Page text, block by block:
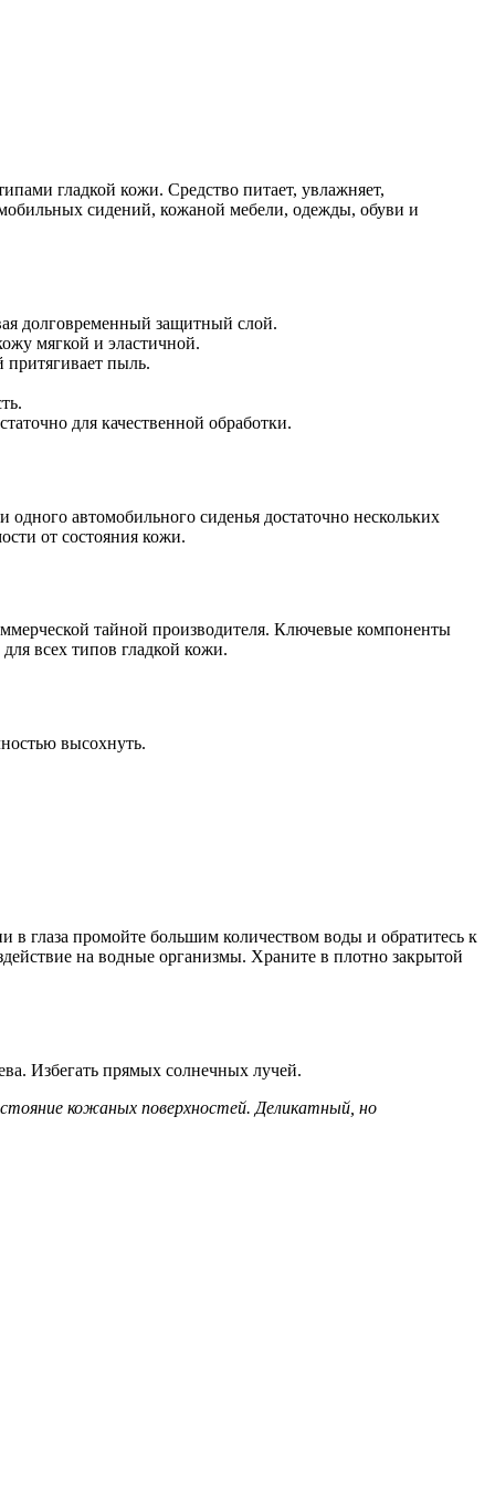
гладкой кожи. Средство питает, увлажняет,
сидений, кожаной мебели, одежды, обуви и
долговременный защитный слой.
мягкой и эластичной.
притягивает пыль.
для качественной обработки.
автомобильного сиденья достаточно нескольких
от состояния кожи.
тайной производителя. Ключевые компоненты
всех типов гладкой кожи.
высохнуть.
в глаза промойте большим количеством воды и обратитесь к
на водные организмы. Храните в плотно закрытой
Избегать прямых солнечных лучей.
кожаных поверхностей. Деликатный, но